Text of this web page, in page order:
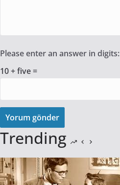
Please enter an answer in digits:
10 + five =
Yorum gönder
Trending